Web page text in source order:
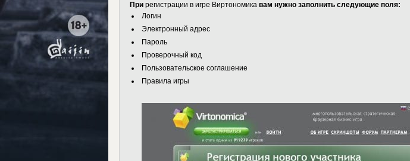
При регистрации в игре Виртономика вам нужно заполнить следующие поля:
Логин
Электронный адрес
Пароль
Проверочный код
Пользовательское соглашение
Правила игры